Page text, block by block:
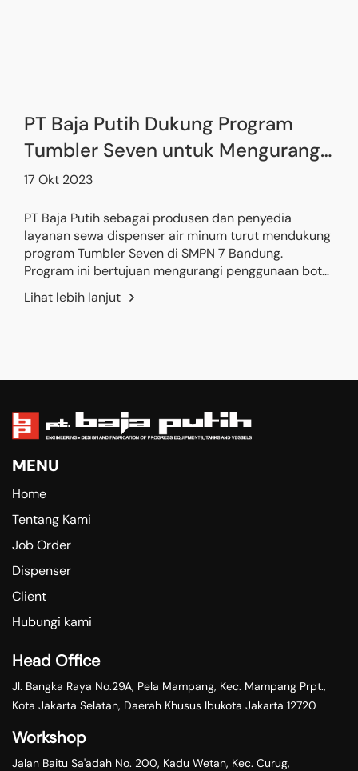
PT Baja Putih Dukung Program
Tumbler Seven untuk Mengurangi
Sampah Botol Plastik di Sekolah
17 Okt 2023
PT Baja Putih sebagai produsen dan penyedia
layanan sewa dispenser air minum turut mendukung
program Tumbler Seven di SMPN 7 Bandung.
Program ini bertujuan mengurangi penggunaan botol
plastik sekali pakai dengan mendorong siswa
membawa tumbler dan memanfaatkan fasilitas isi
Lihat lebih lanjut
MENU
Home
Tentang Kami
Job Order
Dispenser
Client
Hubungi kami
Head Office
Jl. Bangka Raya No.29A, Pela Mampang, Kec. Mampang Prpt.,
Kota Jakarta Selatan, Daerah Khusus Ibukota Jakarta 12720
Workshop
Jalan Baitu Sa'adah No. 200, Kadu Wetan, Kec. Curug,